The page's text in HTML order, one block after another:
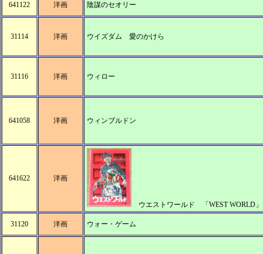
641122 洋画 陰謀のセオリー
31114 洋画 ウイズダム 愛のかけら
31116 洋画 ウィロー
641058 洋画 ウィンブルドン
641622 洋画
ウエストワールド 「WEST WORLD」
31120 洋画 ウォー・ゲーム